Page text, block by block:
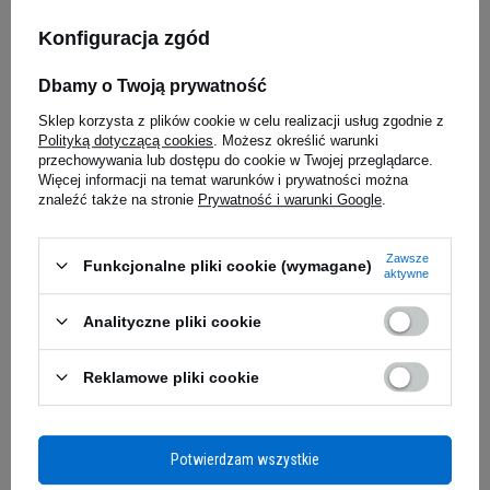
białka ipyszny sposób na uzupełnienie tego
produkt zostałprzebadany pod kątem
czystości,a pełne badanie zobaczysztutaj.
4.96 (21)
41,00 zł
0,04 zł / g
4.98
Zapytaj o produkt
E-mail
Konfiguracja zgód
Dbamy o Twoją prywatność
Sklep korzysta z plików cookie w celu realizacji usług zgodnie z
Polityką dotyczącą cookies . Możesz określić warunki
przechowywania lub dostępu do cookie w Twojej przeglądarce.
Więcej informacji na temat warunków i prywatności można
znaleźć także na stronie Prywatność i warunki Google
Funkcjonalne pliki cookie (wymagane)
Zawsze
aktywne
Analityczne pliki cookie
Reklamowe pliki cookie
Potwierdzam wszystkie